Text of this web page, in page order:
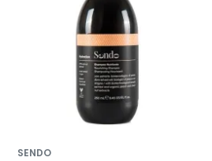
SENDO